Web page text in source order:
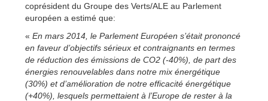
coprésident du Groupe des Verts/ALE au Parlement
européen a estimé que:
« En mars 2014, le Parlement Européen s’était prononcé
en faveur d’objectifs sérieux et contraignants en termes
de réduction des émissions de CO2 (-40%), de part des
énergies renouvelables dans notre mix énergétique
(30%) et d’amélioration de notre efficacité énergétique
(+40%), lesquels permettaient à l’Europe de rester à la